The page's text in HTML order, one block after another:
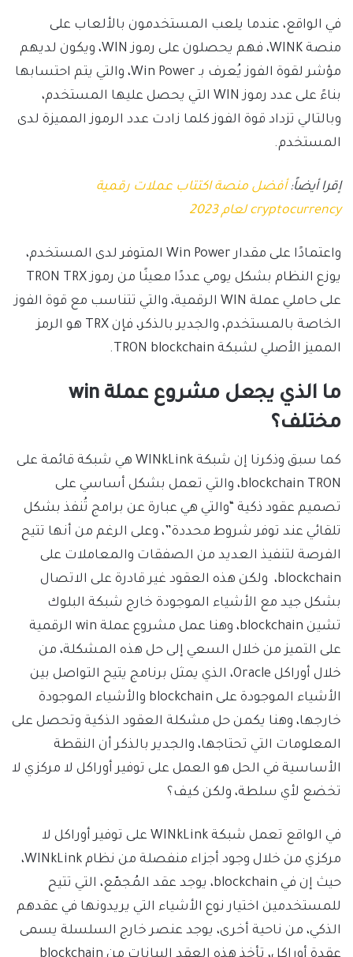
في الواقع، عندما يلعب المستخدمون بالألعاب على
منصة WINK، فهم يحصلون على رموز WIN، ويكون لديهم
مؤشر لقوة الفوز يُعرف بـ Win Power، والتي يتم احتسابها
بناءً على عدد رموز WIN التي يحصل عليها المستخدم،
وبالتالي تزداد قوة الفوز كلما زادت عدد الرموز المميزة لدى
المستخدم.
إقرا أيضاً:أفضل منصة اكتتاب عملات رقمية
cryptocurrency لعام 2023
واعتمادًا على مقدار Win Power المتوفر لدى المستخدم،
يوزع النظام بشكل يومي عددًا معينًا من رموز TRON TRX
على حاملي عملة WIN الرقمية، والتي تتناسب مع قوة الفوز
الخاصة بالمستخدم، والجدير بالذكر، فإن TRX هو الرمز
المميز الأصلي لشبكة TRON blockchain.
ما الذي يجعل مشروع عملة win
مختلف؟
كما سبق وذكرنا إن شبكة WINkLink هي شبكة قائمة على
blockchain TRON، والتي تعمل بشكل أساسي على
تصميم عقود ذكية “والتي هي عبارة عن برامج تُنفذ بشكل
تلقائي عند توفر شروط محددة”، وعلى الرغم من أنها تتيح
الفرصة لتنفيذ العديد من الصفقات والمعاملات على
blockchain، ولكن هذه العقود غير قادرة على الاتصال
بشكل جيد مع الأشياء الموجودة خارج شبكة البلوك
تشين blockchain، وهنا عمل مشروع عملة win الرقمية
على التميز من خلال السعي إلى حل هذه المشكلة، من
خلال أوراكل Oracle، الذي يمثل برنامج يتيح التواصل بين
الأشياء الموجودة على blockchain والأشياء الموجودة
خارجها، وهنا يكمن حل مشكلة العقود الذكية وتحصل على
المعلومات التي تحتاجها، والجدير بالذكر أن النقطة
الأساسية في الحل هو العمل على توفير أوراكل لا مركزي لا
تخضع لأي سلطة، ولكن كيف؟
في الواقع تعمل شبكة WINkLink على توفير أوراكل لا
مركزي من خلال وجود أجزاء منفصلة من نظام WINkLink،
حيث إن في blockchain، يوجد عقد المُجمّع، التي تتيح
للمستخدمين اختيار نوع الأشياء التي يريدونها في عقدهم
الذكي، من ناحية أخرى، يوجد عنصر خارج السلسلة يسمى